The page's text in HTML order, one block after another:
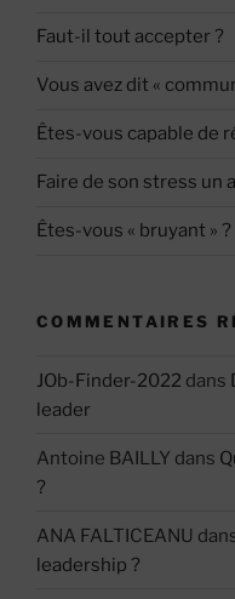
Faut-il tout accepter ?
Vous avez dit «
Êtes-vous capable de
Faire de son stress un
Êtes-vous « bruyant » ?
COMMENTAIRES
JOb-Finder-2022 dans
leader
Antoine BAILLY dans
?
ANA FALTICEANU
leadership ?